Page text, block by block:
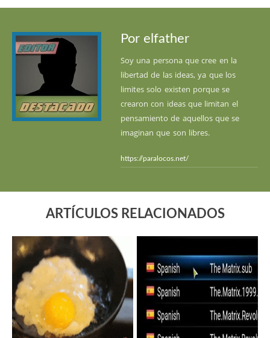
Por elfather
Soy una persona que cree en la
libertad de las ideas, ya que los
limites solo existen porque se
crearon con ideas que limitan el
pensamiento de aquellos que se
imaginan que son libres.
https://paralocos.net/
ARTÍCULOS RELACIONADOS